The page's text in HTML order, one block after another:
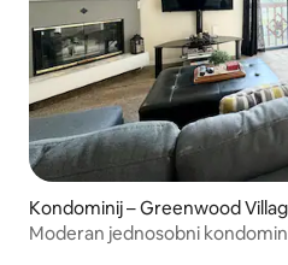
Kondominij – Greenwood
Moderan jednosobni